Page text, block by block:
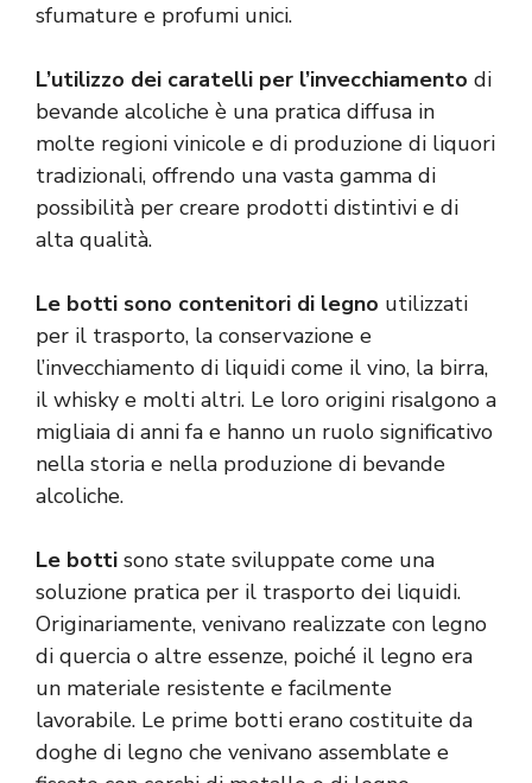
sfumature e profumi unici.
L’utilizzo dei caratelli per l’invecchiamento di
bevande alcoliche è una pratica diffusa in
molte regioni vinicole e di produzione di liquori
tradizionali, offrendo una vasta gamma di
possibilità per creare prodotti distintivi e di
alta qualità.
Le botti sono contenitori di legno utilizzati
per il trasporto, la conservazione e
l’invecchiamento di liquidi come il vino, la birra,
il whisky e molti altri. Le loro origini risalgono a
migliaia di anni fa e hanno un ruolo significativo
nella storia e nella produzione di bevande
alcoliche.
Le botti sono state sviluppate come una
soluzione pratica per il trasporto dei liquidi.
Originariamente, venivano realizzate con legno
di quercia o altre essenze, poiché il legno era
un materiale resistente e facilmente
lavorabile. Le prime botti erano costituite da
doghe di legno che venivano assemblate e